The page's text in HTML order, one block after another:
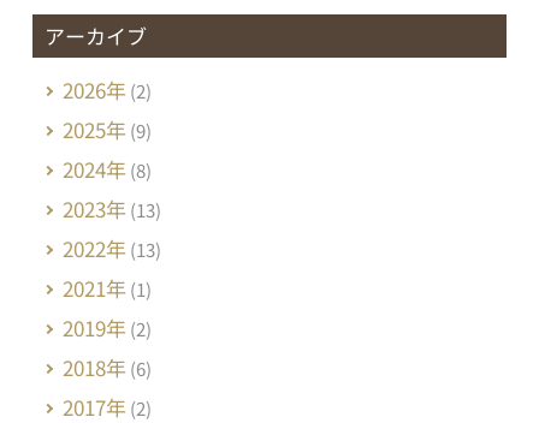
アーカイブ
2026年(2)
2025年(9)
2024年(8)
2023年(13)
2022年(13)
2021年(1)
2019年(2)
2018年(6)
2017年(2)